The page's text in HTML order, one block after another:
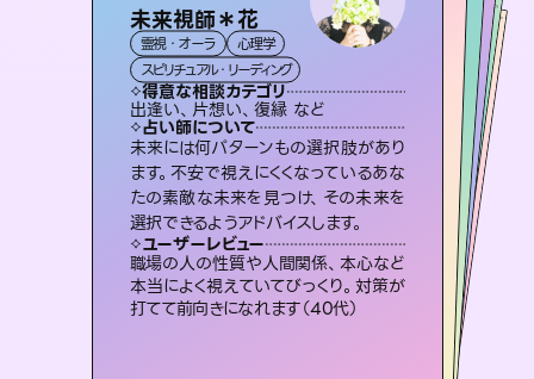
未来視師＊花
霊視・オーラ
心理学
スピリチュアル・リーディング
得意な相談カテゴリ
出逢い、片想い、復縁 など
占い師について
未来には何パターンもの選択肢があり
ます。不安で視えにくくなっているあな
たの素敵な未来を見つけ、その未来を
選択できるようアドバイスします。
ユーザーレビュー
職場の人の性質や人間関係、本心など
本当によく視えていてびっくり。対策が
打てて前向きになれます（40代）
桃源珠羽（とうげんみう）
霊視・オーラ タロット
スピリチュアル・リーディング
得意な相談カテゴリ
片想い、あの人の気持ち、復縁 など
占い師について
恋愛のお悩みの中でも特に「曖昧な関
係」の相談を得意としており、友達以上
恋人未満なお相手との今後や本音を丁
寧に読み解き恋愛成就へと導きます。
ユーザーレビュー
鑑定していただいてアドバイス通りに行
動すると仲が復活してきました。ありが
とうございました（40代 女性）
彗望（すいぼう
霊視・オーラ
スピリチュアル・リーディング
得意な相談カテゴリ
片想い、あの人の気持ち、復縁 など
占い師について
3,700年以上の歴史を持つ東洋最古の
占術「易占」で詳細まで占い、幸せへ向
かう道筋を示します。厳しい結果にも具
体的な対策をお伝えします。
ユーザーレビュー
複雑な背景もしっかり聞いて鑑定して
いただけました。気持ちが楽になりまし
た（50代 女性）
アイリス -iris-
西洋占星術
ルーン
得意な相談カテゴリ
恋愛総合、片想い、二人の未来 など
占い師について
復縁、恋愛、不倫の行方、同性愛や片思い、仕事関係や借金問題まで知りたいことや心の負担になっていることを紐解き、背中をそっと押して導きます。
ユーザーレビュー
安心感のあり、言い切ってくれる所や濁
さない鑑定のおかげで、毎回自分の気
持ちを整えられます（30代 男性）
セラピスト理恵
霊視・オーラ
スピリチュアル・リーディング
得意な相談カテゴリ
片想い、二人の未来、年の差 など
占い師について
連絡再開、復縁、成就などの報告実績
多数。セラピストとして2万超の施術経
験があるからこそできる鑑定で、より良
い未来をサポートします。
ユーザーレビュー
とても心温まる鑑定でした。しかもこち
らは何も言っていないのに視えていらっ
しゃるんだなと驚きです（30代女性）
おう 霊感オラクル
霊視・オーラ
オラクルカード
得意な相談カテゴリ
恋愛総合、あの人の気持ち など
占い師について
霊視×オラクルカードを使って「今」と
「未来」そして「気になるあの人の気持
ち」まで丁寧に読み解き、恋や人生のヒ
ントを優しく引き出します。
ユーザーレビュー
不安な気持ちが嘘みたいに晴れまし
た…！よく視えていらっしゃるんだなと
感じました（40代 女性）